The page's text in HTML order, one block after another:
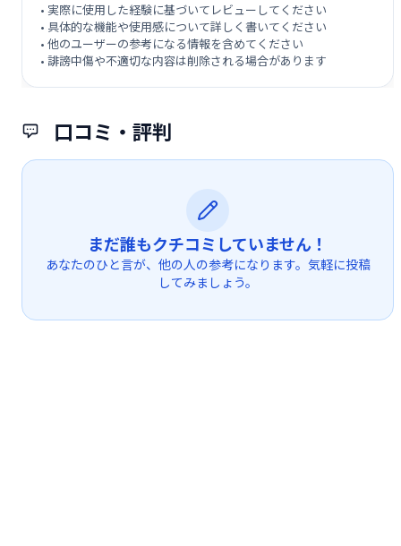
口コミ・評判
まだ誰もクチコミしていません！
あなたのひと言が、他の人の参考になります。気軽に投稿
してみましょう。
• 実際に使用した経験に基づいてレビューしてください
• 具体的な機能や使用感について詳しく書いてください
• 他のユーザーの参考になる情報を含めてください
• 誹謗中傷や不適切な内容は削除される場合があります